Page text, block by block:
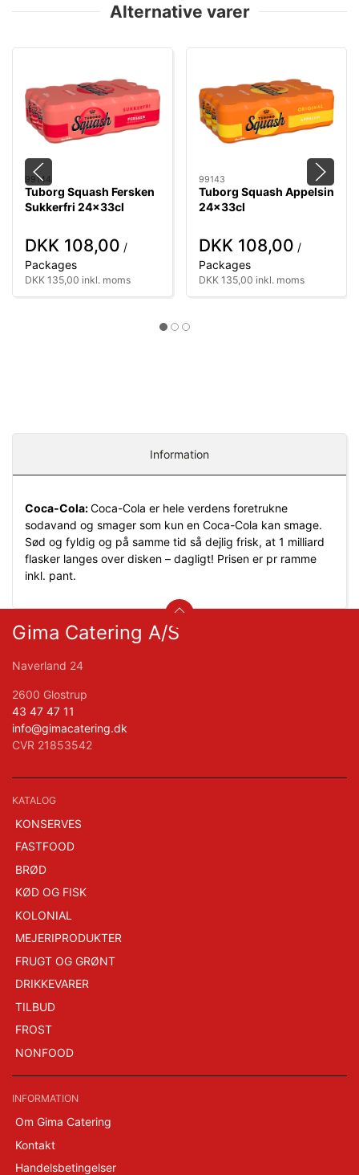
Alternative varer
99144
Tuborg Squash Fersken
Sukkerfri 24x33cl
DKK 108,00 /
Packages
DKK 135,00 inkl. moms
99143
Tuborg Squash Appelsin
24x33cl
DKK 108,00 /
Packages
DKK 135,00 inkl. moms
Information
Coca-Cola:Coca-Cola er hele verdens foretrukne
sodavand og smager som kun en Coca-Cola kan smage.
Sød og fyldig og på samme tid så dejlig frisk, at 1 milliard
flasker langes over disken – dagligt! Prisen er pr ramme
inkl. pant.
Gima Catering A/S
Naverland 24
2600 Glostrup
43 47 47 11
info@gimacatering.dk
CVR 21853542
KATALOG
KONSERVES
FASTFOOD
BRØD
KØD OG FISK
KOLONIAL
MEJERIPRODUKTER
FRUGT OG GRØNT
DRIKKEVARER
TILBUD
FROST
NONFOOD
INFORMATION
Om Gima Catering
Kontakt
Handelsbetingelser